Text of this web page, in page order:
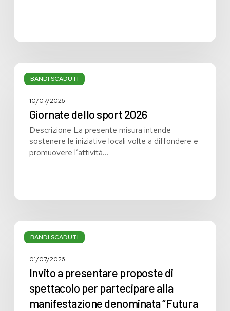
BANDI SCADUTI
Giornate
dello
202610/07/2026
Giornate dello sport 2026
Descrizione La presente misura intende
sostenere le iniziative locali volte a diffondere e
promuovere l’attività…
BANDI SCADUTI
Invito
proposte
partecipare
01/07/2026
Invito a presentare proposte di
spettacolo per partecipare alla
manifestazione denominata “Futura